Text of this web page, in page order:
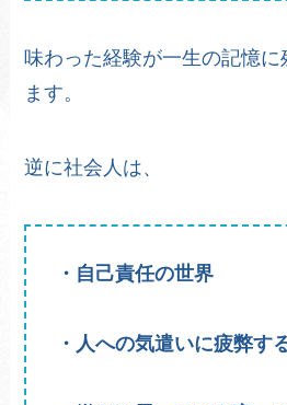
味わった経験が一生の記憶に
ます。
逆に社会人は、
・自己責任の世界
・人への気遣いに疲弊す